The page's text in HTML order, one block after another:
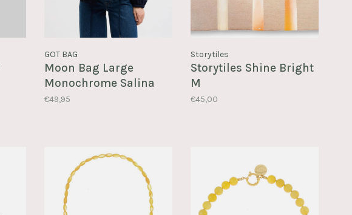
GOT BAG
Moon Bag Large
Monochrome Salina
Pink
€49,95
Storytiles
Storytiles Shine Bright
M
€45,00